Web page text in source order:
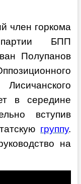
член горкома
БПП
Полупанов
в середине
вступив
группу.
на